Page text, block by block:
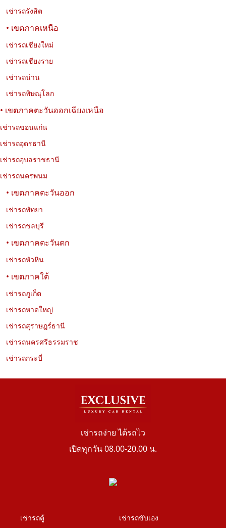
เช่ารถรังสิต
• เขตภาคเหนือ
เช่ารถเชียงใหม่
เช่ารถเชียงราย
เช่ารถน่าน
เช่ารถพิษณุโลก
• เขตภาคตะวันออกเฉียงเหนือ
เช่ารถขอนแก่น
เช่ารถอุดรธานี
เช่ารถอุบลราชธานี
เช่ารถนครพนม
• เขตภาคตะวันออก
เช่ารถพัทยา
เช่ารถชลบุรี
• เขตภาคตะวันตก
เช่ารถหัวหิน
• เขตภาคใต้
เช่ารถภูเก็ต
เช่ารถหาดใหญ่
เช่ารถสุราษฎร์ธานี
เช่ารถนครศรีธรรมราช
เช่ารถกระบี่
เช่ารถง่าย ได้รถไว
เปิดทุกวัน 08.00-20.00 น.
เช่ารถตู้ เช่ารถขับเอง